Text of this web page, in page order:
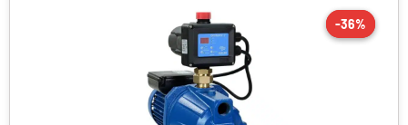
-36%
-36%